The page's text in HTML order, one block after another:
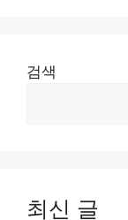
검색
최신 글